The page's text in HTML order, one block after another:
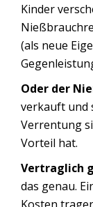
Kinder
(als neue
Oder der
verkauft und
Verrentung
Vorteil hat.
Vertraglich
das genau.